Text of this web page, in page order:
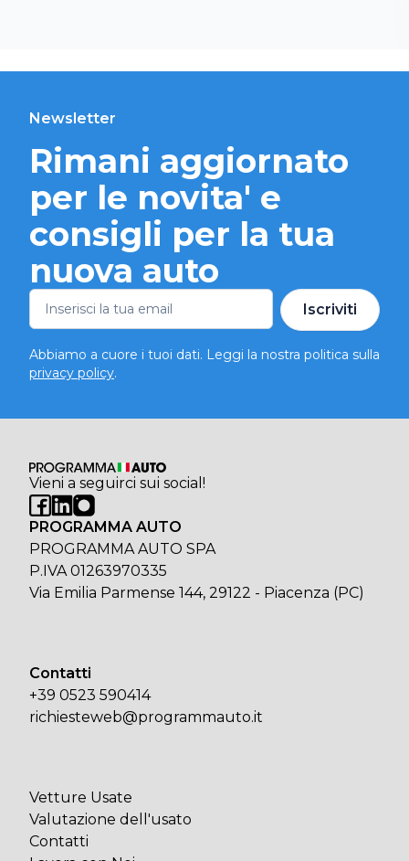
Newsletter
Rimani aggiornato
per le novita' e
consigli per la tua
nuova auto
Iscriviti
Abbiamo a cuore i tuoi dati. Leggi la nostra politica sulla
privacy policy.
Vieni a seguirci sui social!
PROGRAMMA AUTO
PROGRAMMA AUTO SPA
P.IVA 01263970335
Via Emilia Parmense 144, 29122 - Piacenza (PC)
Contatti
+39 0523 590414
richiesteweb@programmauto.it
Vetture Usate
Valutazione dell'usato
Contatti